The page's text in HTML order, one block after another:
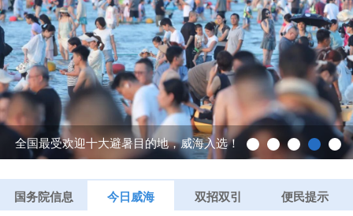
威海造“清凉产品”火出圈
国务院信息 今日威海 双招双引 便民提示